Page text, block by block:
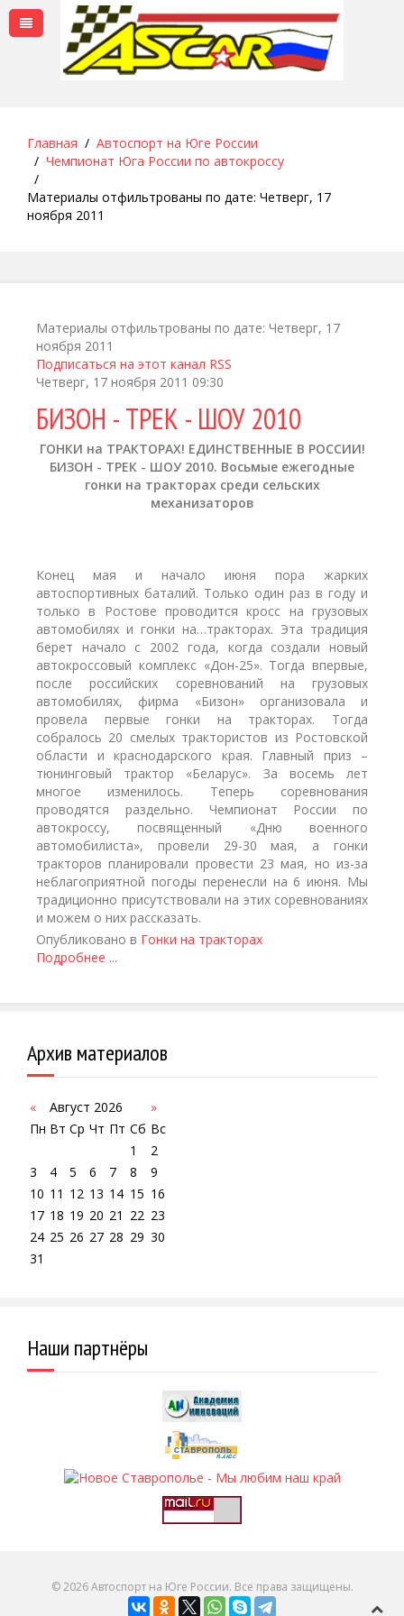
Главная
Автоспорт на Юге России
Чемпионат Юга России по автокроссу
Материалы отфильтрованы по дате: Четверг, 17
ноября 2011
Материалы отфильтрованы по дате: Четверг, 17
ноября 2011
Подписаться на этот канал RSS
Четверг, 17 ноября 2011 09:30
БИЗОН - ТРЕК - ШОУ 2010
ГОНКИ на ТРАКТОРАХ! ЕДИНСТВЕННЫЕ В РОССИИ!
БИЗОН - ТРЕК - ШОУ 2010. Восьмые ежегодные
гонки на тракторах среди сельских
механизаторов
Конец мая и начало июня пора жарких
автоспортивных баталий. Только один раз в году и
только в Ростове проводится кросс на грузовых
автомобилях и гонки на…тракторах. Эта традиция
берет начало с 2002 года, когда создали новый
автокроссовый комплекс «Дон-25». Тогда впервые,
после российских соревнований на грузовых
автомобилях, фирма «Бизон» организовала и
провела первые гонки на тракторах. Тогда
собралось 20 смелых трактористов из Ростовской
области и краснодарского края. Главный приз –
тюнинговый трактор «Беларус». За восемь лет
многое изменилось. Теперь соревнования
проводятся раздельно. Чемпионат России по
автокроссу, посвященный «Дню военного
автомобилиста», провели 29-30 мая, а гонки
тракторов планировали провести 23 мая, но из-за
неблагоприятной погоды перенесли на 6 июня. Мы
традиционно присутствовали на этих соревнованиях
и можем о них рассказать.
Опубликовано в Гонки на тракторах
Подробнее ...
Архив материалов
« Август 2026
»
Пн Вт Ср Чт Пт Сб Вс
1
2
3
4 5 6 7 8
9
10 11 12 13 14 15 16
17 18 19 20 21 22 23
24 25 26 27 28 29 30
31
Наши партнёры
© 2026 Автоспорт на Юге России. Все права защищены.